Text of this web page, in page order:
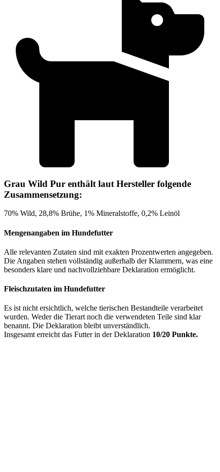
Grau Wild Pur enthält laut Hersteller folgende
Zusammensetzung:
70% Wild, 28,8% Brühe, 1% Mineralstoffe, 0,2% Leinöl
Mengenangaben im Hundefutter
Alle relevanten Zutaten sind mit exakten Prozentwerten angegeben.
Die Angaben stehen vollständig außerhalb der Klammern, was eine
besonders klare und nachvollziehbare Deklaration ermöglicht.
Fleischzutaten im Hundefutter
Es ist nicht ersichtlich, welche tierischen Bestandteile verarbeitet
wurden. Weder die Tierart noch die verwendeten Teile sind klar
benannt. Die Deklaration bleibt unverständlich.
Insgesamt erreicht das Futter in der Deklaration 10/20 Punkte.